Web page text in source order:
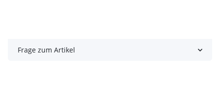
Frage zum Artikel